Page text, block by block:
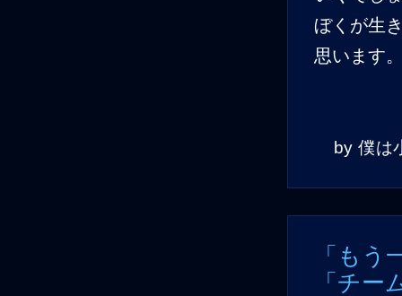
ぼくが生
思います
by 僕は
「もう
「チー